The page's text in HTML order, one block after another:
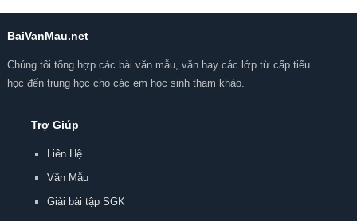
BaiVanMau.net
Chúng tôi tổng hợp các bài văn mẫu, văn hay các lớp từ cấp tiểu
học đến trung học cho các em học sinh tham khảo.
Trợ Giúp
Liên Hệ
Văn Mẫu
Giải bài tập SGK